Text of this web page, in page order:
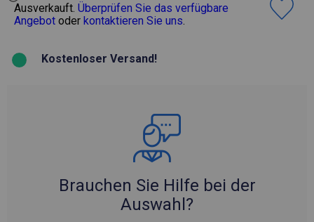
Ausverkauft. Überprüfen Sie das verfügbare
Angebot oder kontaktieren Sie uns.
Kostenloser Versand!
Brauchen Sie Hilfe bei der
Auswahl?